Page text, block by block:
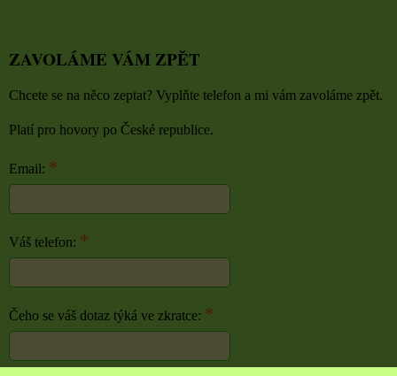
ZAVOLÁME VÁM ZPĚT
Chcete se na něco zeptat? Vyplňte telefon a mi vám zavoláme zpět.
Platí pro hovory po České republice.
Email: *
Váš telefon: *
Čeho se váš dotaz týká ve zkratce: *